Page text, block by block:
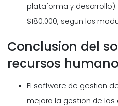
plataforma y
$180,000, segun los
Conclusion del
recursos
El software de gestion
mejora la gestion de los